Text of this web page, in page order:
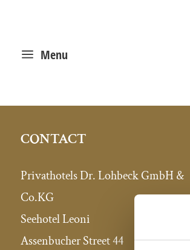
a Menu
CONTACT
Privathotels Dr. Lohbeck GmbH &
Co.KG
Seehotel Leoni
Assenbucher Street 44